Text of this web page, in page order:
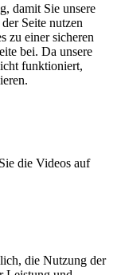
damit Sie unsere
Seite nutzen
zu einer sicheren
bei. Da unsere
funktioniert,
die Videos auf
die Nutzung der